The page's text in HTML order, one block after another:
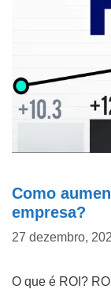
Como
empresa?
27 dezembro,
O que é ROI?